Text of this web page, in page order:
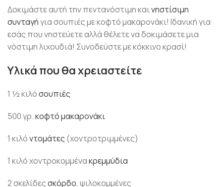
Δοκιμάστε αυτή την πεντανόστιμη καινηστίσιμη
συνταγήγια σουπιές με κοφτό μακαρονάκι! Ιδανική για
εσάς που νηστεύετε αλλά θέλετε να δοκιμάσετε μια
νόστιμη λιχουδιά! Συνοδεύστε με κόκκινο κρασί!
Υλικά που θα χρειαστείτε
1 ½ κιλόσουπιές
500 γρ.κοφτό μακαρονάκι
1 κιλόντομάτες (χοντροτριμμένες)
1 κιλό χοντροκομμένακρεμμύδια
2 σκελίδεςσκόρδο, ψιλοκομμένες